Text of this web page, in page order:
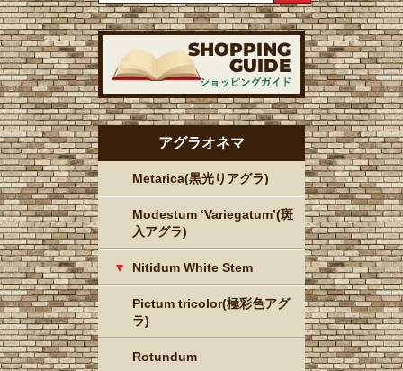
アグラオネマ
Metarica(黒光りアグラ)
Modestum ‘Variegatum’(斑
入アグラ)
Nitidum White Stem
Pictum tricolor(極彩色アグ
ラ)
Rotundum